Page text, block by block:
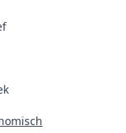
opdrachten statistiek
Ben je al lid?